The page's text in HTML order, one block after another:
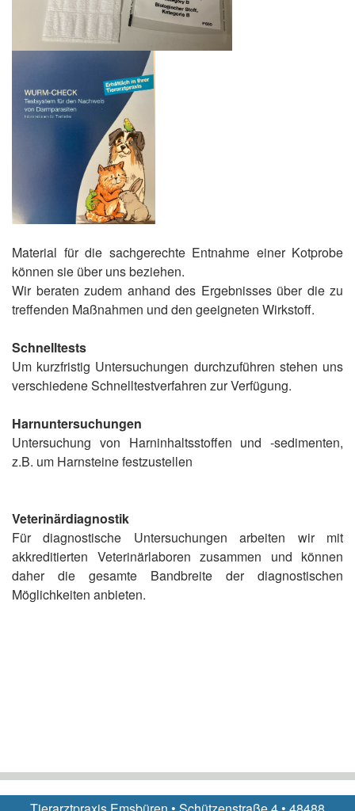
Material für die sachgerechte Entnahme einer Kotprobe
können sie über uns beziehen.
Wir beraten zudem anhand des Ergebnisses über die zu
treffenden Maßnahmen und den geeigneten Wirkstoff.
Schnelltests
Um kurzfristig Untersuchungen durchzuführen stehen uns
verschiedene Schnelltestverfahren zur Verfügung.
Harnuntersuchungen
Untersuchung von Harninhaltsstoffen und -sedimenten,
z.B. um Harnsteine festzustellen
Veterinärdiagnostik
Für diagnostische Untersuchungen arbeiten wir mit
akkreditierten Veterinärlaboren zusammen und können
daher die gesamte Bandbreite der diagnostischen
Möglichkeiten anbieten.